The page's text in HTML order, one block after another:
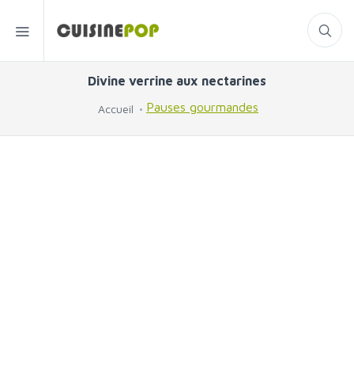
Divine verrine aux nectarines
Accueil Pauses gourmandes